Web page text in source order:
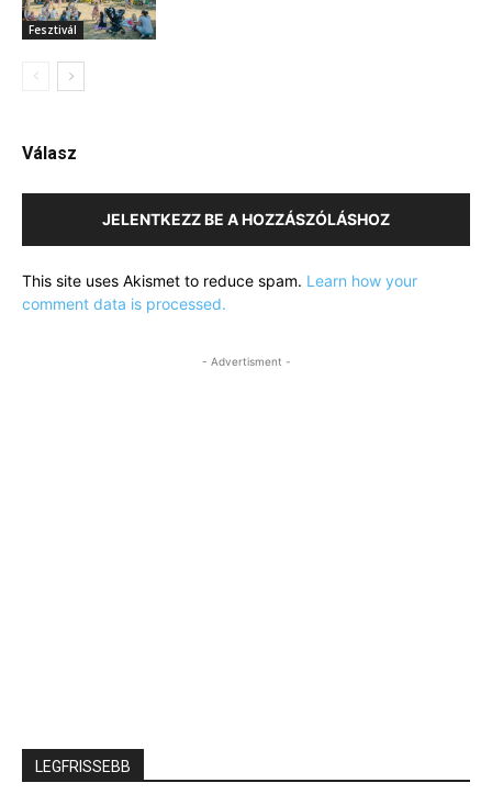
Fesztivál
Válasz
JELENTKEZZ BE A HOZZÁSZÓLÁSHOZ
This site uses Akismet to reduce spam. Learn how your
comment data is processed.
- Advertisment -
LEGFRISSEBB